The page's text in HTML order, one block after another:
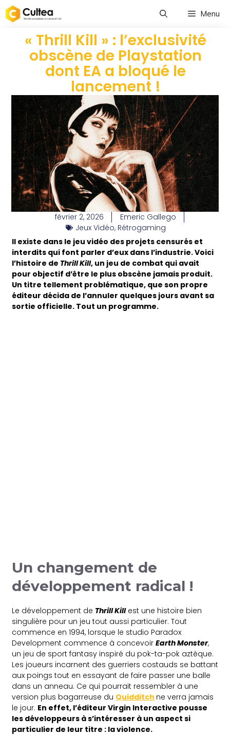
Menu
« Thrill Kill » : l’exclusivité
obscène de Playstation
dont EA a bloqué le
lancement !
février 2, 2026
Emeric Gallego
Jeux Vidéo, Rétrogaming
Il existe dans le jeu vidéo des projets censurés et
interdits qui font parler d’eux dans l’industrie. Voici
l’histoire de Thrill Kill, un jeu de combat qui avait
pour objectif d’être le plus obscène jamais produit.
Un titre tellement problématique, que son propre
éditeur décida de l’annuler quelques jours avant sa
sortie officielle. Tout un programme.
Un changement de
développement radical !
Le développement de Thrill Killest une histoire bien
singulière pour un jeu tout aussi particulier. Tout
commence en 1994, lorsque le studio Paradox
Development commence à concevoirEarth Monster,
un jeu de sport fantasy inspiré du pok-ta-pok aztèque.
Les joueurs incarnent des guerriers costauds se battant
aux poings tout en essayant de faire passer une balle
dans un anneau. Ce qui pourrait ressembler à une
version plus bagarreuse du Quidditch ne verra jamais
le jour. En effet, l’éditeur Virgin Interactive pousse
les développeurs à s’intéresser à un aspect si
particulier de leur titre : la violence.